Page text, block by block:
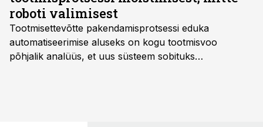
roboti valimisest
Tootmisettevõtte pakendamisprotsessi eduka
automatiseerimise aluseks on kogu tootmisvoo
põhjalik analüüs, et uus süsteem sobituks